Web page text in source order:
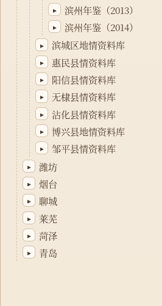
▸ 滨州年鉴（2013）
▸ 滨州年鉴（2014）
▸ 滨城区地情资料库
▸ 惠民县情资料库
▸ 阳信县情资料库
▸ 无棣县情资料库
▸ 沾化县情资料库
▸ 博兴县地情资料库
▸ 邹平县情资料库
▸ 潍坊
▸ 烟台
▸ 聊城
▸ 莱芜
▸ 菏泽
▸ 青岛